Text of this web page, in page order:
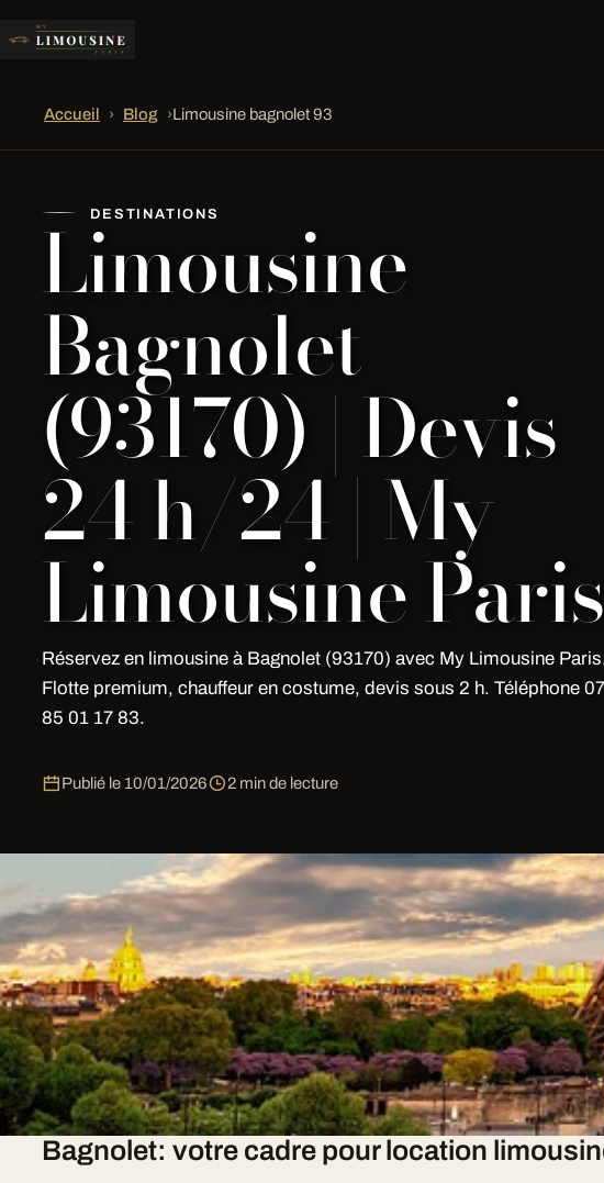
Accueil › Blog ›Limousine bagnolet 93
DESTINATIONS
Limousine
Bagnolet
(93170) | Devis
24 h/24 | My
Limousine Paris
Réservez en limousine à Bagnolet (93170) avec My Limousine
Flotte premium, chauffeur en costume, devis sous 2 h. Téléphone 07
85 01 17 83.
Publié le 10/01/2026 2 min de lecture
Location Limousine en Limousine à
Vous organisez votrelocation limousine àBagnolet(93170,
Limousine Paris est votre partenaire premium. Bagnolet
flotte(Lincoln Town Carblanche/noire, Hummer H2 stretch, Chrysler
EVJF)àsur devis tout inclus.
Bagnolet: votre cadre pour location